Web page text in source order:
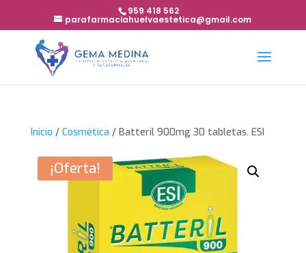
959 418 562
parafarmaciahuelvaestetica@gmail.com
Inicio / Cosmética / Batteril 900mg 30 tabletas. ESI
¡Oferta!